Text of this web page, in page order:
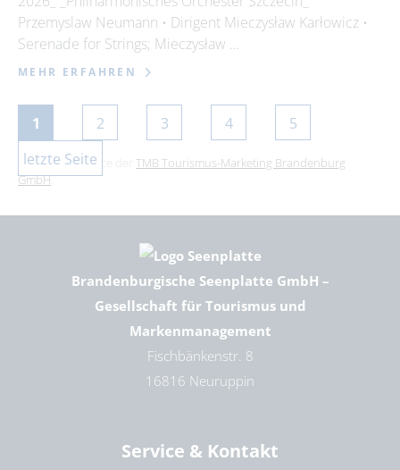
Przemyslaw Neumann • Dirigent Mieczysław Karłowicz •
Serenade for Strings; Mieczysław …
MEHR ERFAHREN
1 2 3 4
5
letzte Seite
Dies ist ein Service der TMB Tourismus-Marketing Brandenburg
GmbH.
Brandenburgische Seenplatte GmbH –
Gesellschaft für Tourismus und
Markenmanagement
Fischbänkenstr. 8
16816 Neuruppin
Service & Kontakt